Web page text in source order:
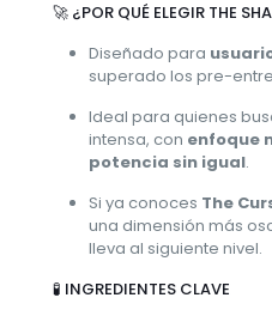
🚀 ¿POR QUÉ ELEGIR THE
Diseñado para
superado los pre-
Ideal para quienes
intensa, con enfoque
potencia sin igual.
Si ya conoces The
una dimensión más
lleva al siguiente nivel.
🧪 INGREDIENTES CLAVE